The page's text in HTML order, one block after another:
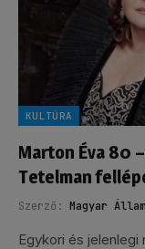
KULTÚRA
Marton Éva 80
Tetelman
Szerző: Magyar
Egykori és jelenlegi